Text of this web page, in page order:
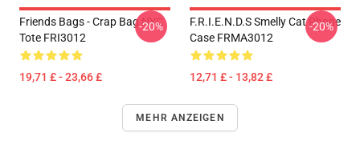
Friends Bags - Crap Bag NYC
Tote FRI3012
19,71 £ - 23,66 £
-20%
F.R.I.E.N.D.S Smelly Cat Phone
Case FRMA3012
12,71 £ - 13,82 £
-20%
MEHR ANZEIGEN